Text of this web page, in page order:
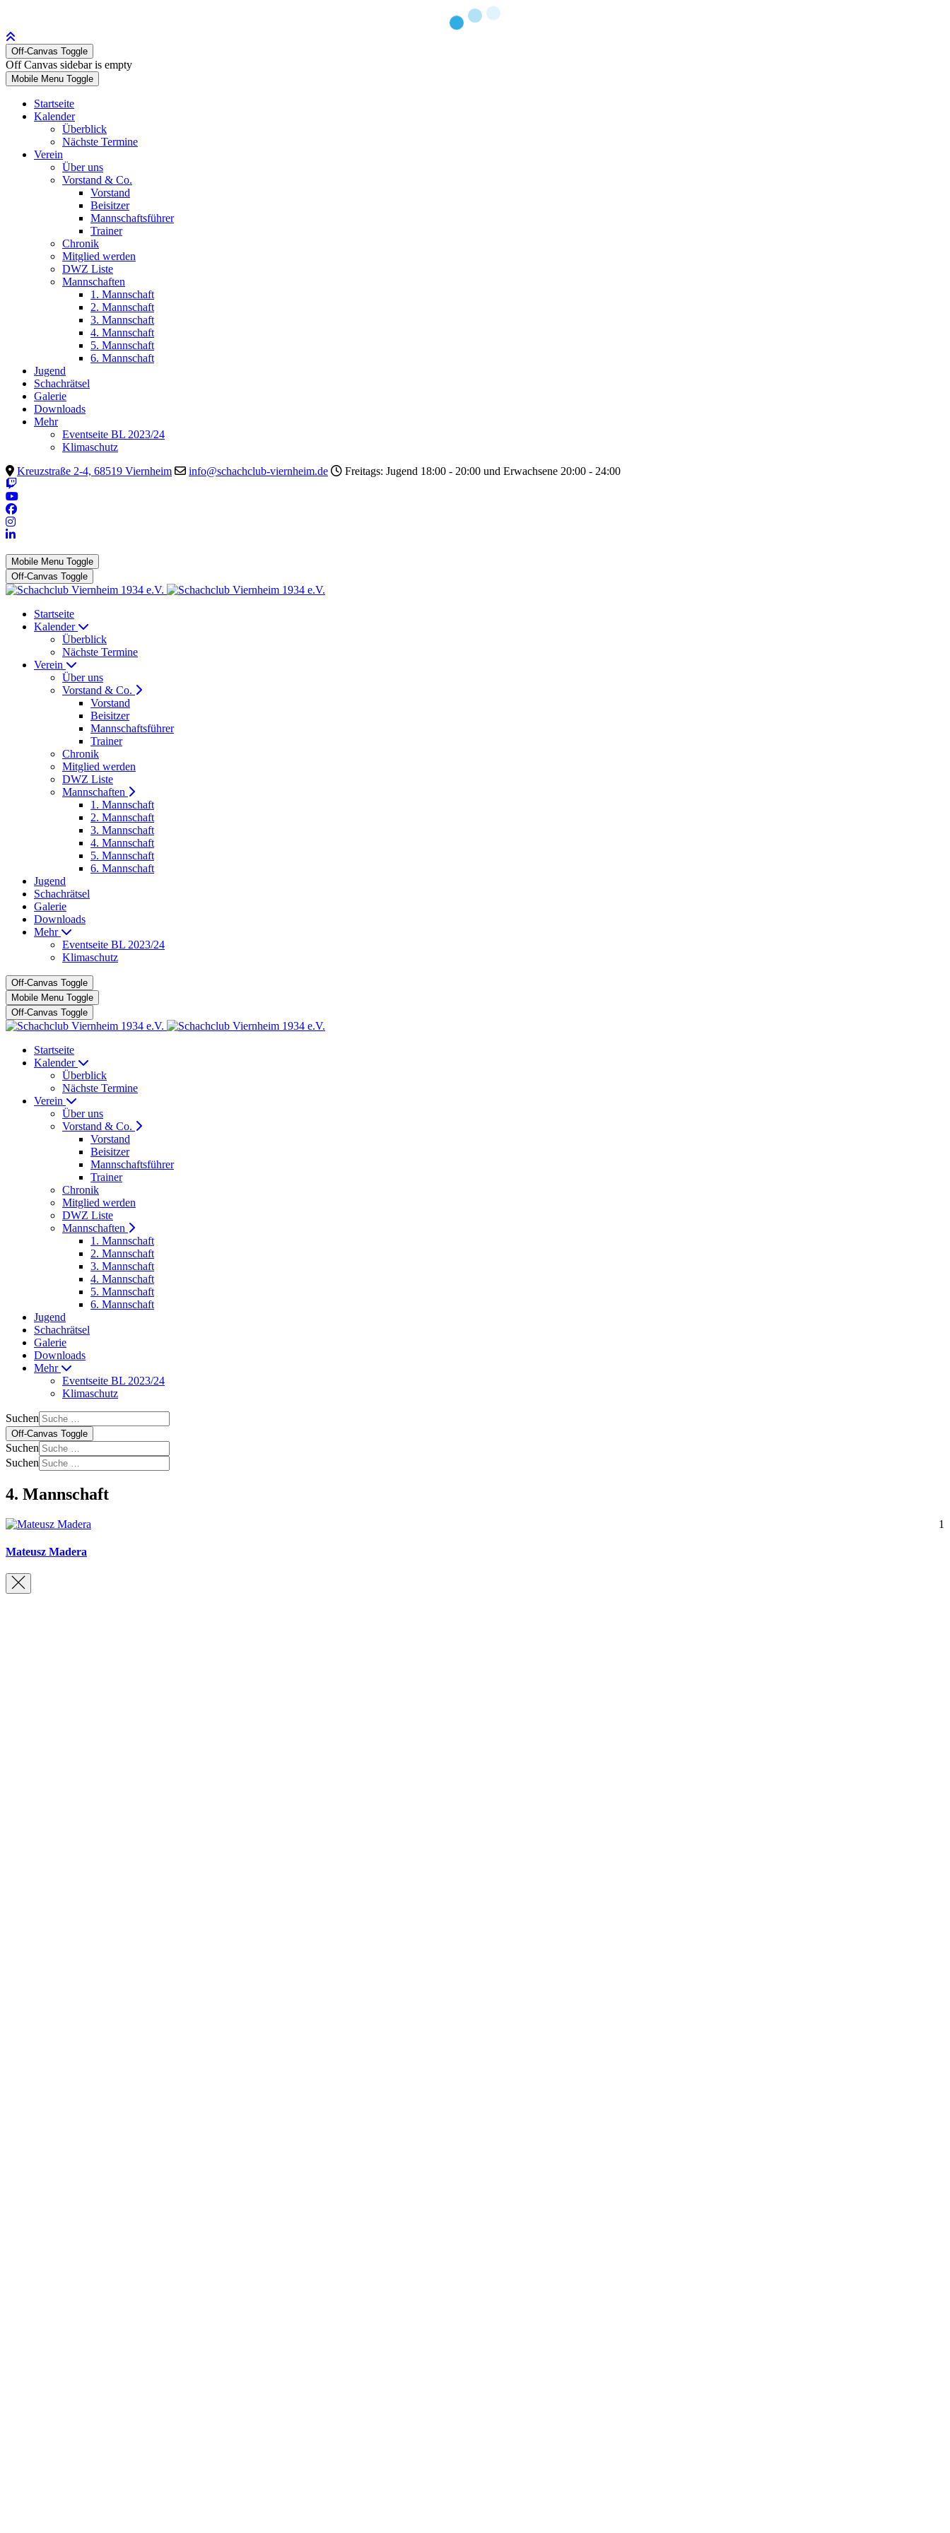
Off-Canvas Toggle
Off Canvas sidebar is empty
Mobile Menu Toggle
Startseite
Kalender
Überblick
Nächste Termine
Verein
Über uns
Vorstand & Co.
Vorstand
Beisitzer
Mannschaftsführer
Trainer
Chronik
Mitglied werden
DWZ Liste
Mannschaften
1. Mannschaft
2. Mannschaft
3. Mannschaft
4. Mannschaft
5. Mannschaft
6. Mannschaft
Jugend
Schachrätsel
Galerie
Downloads
Mehr
Eventseite BL 2023/24
Klimaschutz
Kreuzstraße 2-4, 68519 Viernheim
info@schachclub-viernheim.de Freitags: Jugend 18:00 - 20:00 und Erwachsene 20:00 - 24:00
Mobile Menu Toggle
Off-Canvas Toggle
Startseite
Kalender
Überblick
Nächste Termine
Verein
Über uns
Vorstand & Co.
Vorstand
Beisitzer
Mannschaftsführer
Trainer
Chronik
Mitglied werden
DWZ Liste
Mannschaften
1. Mannschaft
2. Mannschaft
3. Mannschaft
4. Mannschaft
5. Mannschaft
6. Mannschaft
Jugend
Schachrätsel
Galerie
Downloads
Mehr
Eventseite BL 2023/24
Klimaschutz
Off-Canvas Toggle
Mobile Menu Toggle
Off-Canvas Toggle
Startseite
Kalender
Überblick
Nächste Termine
Verein
Über uns
Vorstand & Co.
Vorstand
Beisitzer
Mannschaftsführer
Trainer
Chronik
Mitglied werden
DWZ Liste
Mannschaften
1. Mannschaft
2. Mannschaft
3. Mannschaft
4. Mannschaft
5. Mannschaft
6. Mannschaft
Jugend
Schachrätsel
Galerie
Downloads
Mehr
Eventseite BL 2023/24
Klimaschutz
Suchen
Off-Canvas Toggle
Suchen
Suchen
4. Mannschaft
Mateusz Madera
1